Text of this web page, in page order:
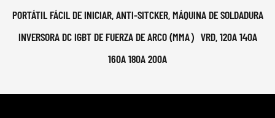
PORTÁTIL FÁCIL DE INICIAR, ANTI-SITCKER, MÁQUINA DE SOLDADURA
INVERSORA DC IGBT DE FUERZA DE ARCO (MMA）VRD, 120A 140A
160A 180A 200A